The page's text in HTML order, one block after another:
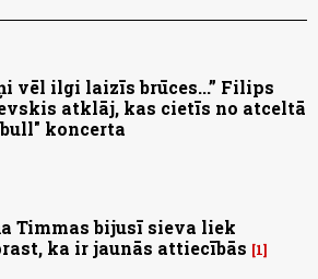
vēl ilgi laizīs brūces...” Filips
atklāj, kas cietīs no atceltā
koncerta
Timmas bijusī sieva liek
ka ir jaunās attiecībās
1